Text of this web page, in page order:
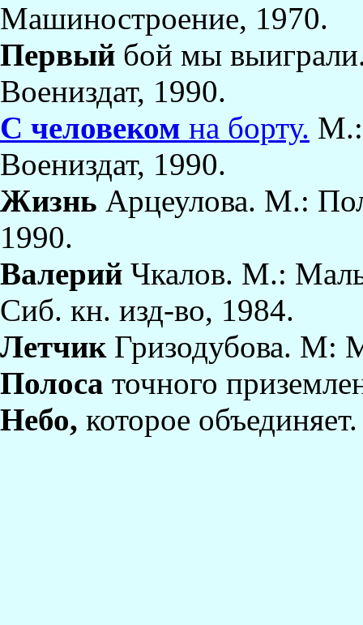
Машиностроение, 1970.
Первый бой мы
Воениздат, 1990.
С человеком на борту. М.:
Воениздат, 1990.
Жизнь Арцеулова. М.:
1990.
Валерий Чкалов. М.:
Сиб. кн. изд-во, 1984.
ЛетчикГризодубова. М:
Полоса точного
Небо, которое